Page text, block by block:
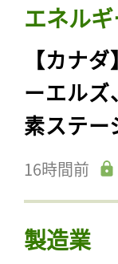
エネル
【カナ
ーエル
素ステー
16時間前
製造業